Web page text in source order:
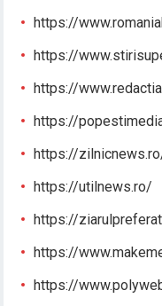
https://
https://
https://
https://
https://
https://utilnews.ro/
https://
https://
https://